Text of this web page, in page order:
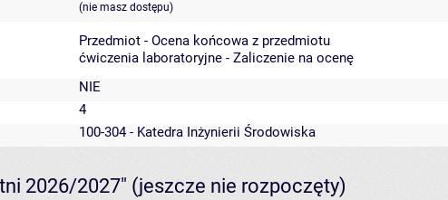
(nie masz dostępu)
Przedmiot - Ocena końcowa z przedmiotu
ćwiczenia laboratoryjne - Zaliczenie na ocenę
NIE
4
100-304 - Katedra Inżynierii Środowiska
2026/2027" (jeszcze nie rozpoczęty)